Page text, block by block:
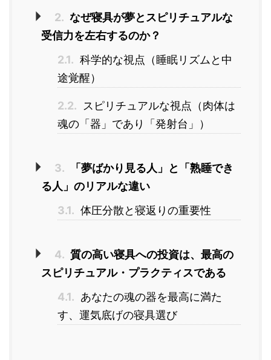
2. なぜ寝具が夢とスピリチュアルな
受信力を左右するのか？
2.1. 科学的な視点（睡眠リズムと中
途覚醒）
2.2.
スピリチュアルな視点（肉体は
魂の「器」であり「発射台」）
3.
「夢ばかり見る人」と「熟睡でき
る人」のリアルな違い
3.1. 体圧分散と寝返りの重要性
4. 質の高い寝具への投資は、最高の
スピリチュアル・プラクティスである
4.1. あなたの魂の器を最高に満た
す、運気底げの寝具選び